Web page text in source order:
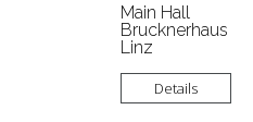
Main Hall
Brucknerhaus
Linz
Details